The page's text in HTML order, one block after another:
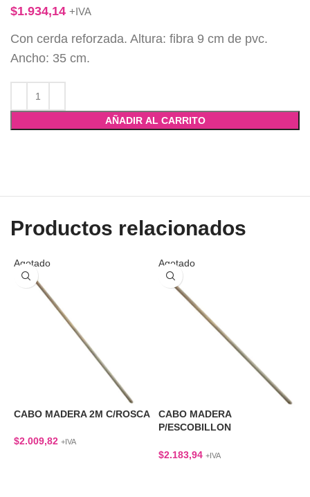
$1.934,14 +IVA
Con cerda reforzada. Altura: fibra 9 cm de pvc.
Ancho: 35 cm.
AÑADIR AL CARRITO
Productos relacionados
Agotado
CABO MADERA 2M C/ROSCA
$2.009,82 +IVA
Agotado
CABO MADERA
P/ESCOBILLON
$2.183,94 +IVA